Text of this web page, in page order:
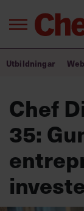
Bra
Utbildningar
Chef
35: